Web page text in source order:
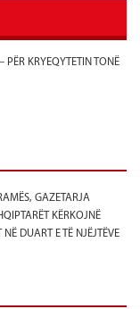
PËR KRYEQYTETIN TONË
GAZETARJA
KËRKOJNË
DUART E TË NJËJTËVE